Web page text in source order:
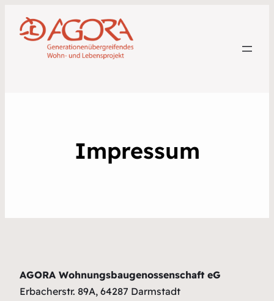
Impressum
AGORA Wohnungsbaugenossenschaft eG
Erbacherstr. 89A, 64287 Darmstadt